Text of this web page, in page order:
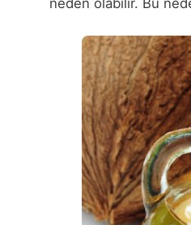
neden olabilir. Bu